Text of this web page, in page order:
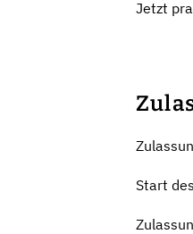
Jetzt
Start